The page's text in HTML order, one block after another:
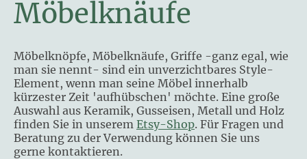
Möbelknäufe
Möbelknöpfe, Möbelknäufe, Griffe -ganz egal, wie
man sie nennt- sind ein unverzichtbares Style-
Element, wenn man seine Möbel innerhalb
kürzester Zeit 'aufhübschen' möchte. Eine große
Auswahl aus Keramik, Gusseisen, Metall und Holz
finden Sie in unserem Etsy-Shop. Für Fragen und
Beratung zu der Verwendung können Sie uns
gerne kontaktieren.